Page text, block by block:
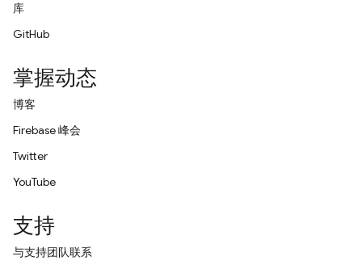
库
GitHub
掌握动态
博客
Firebase 峰会
Twitter
YouTube
支持
与支持团队联系